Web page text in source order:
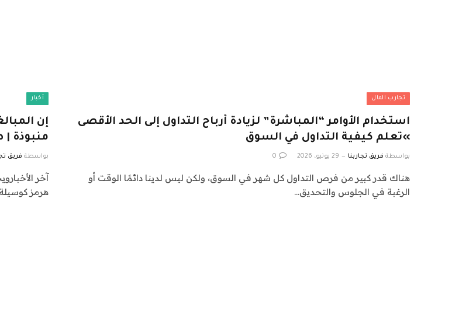
تجارب المال
استخدام الأوامر “المباشرة” لزيادة أرباح التداول إلى الحد الأقصى
»تعلم كيفية التداول في السوق
بواسطة فريق تجاربنا 29 يونيو، 2026 0
هناك قدر كبير من فرص التداول كل شهر في السوق، ولكن ليس لدينا دائمًا الوقت أو
الرغبة في الجلوس والتحديق…
أخبار
إن
منبوذة |
بواسطة فريق
آخر
هرمز